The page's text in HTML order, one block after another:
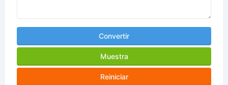
Convertir
Muestra
Reiniciar